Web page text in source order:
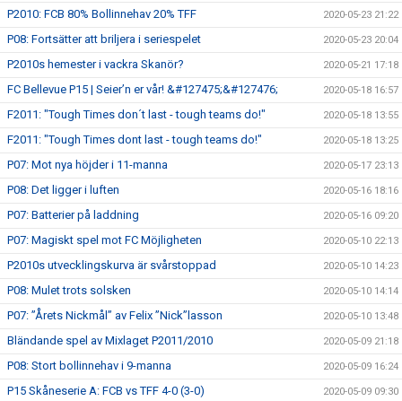
P2010: FCB 80% Bollinnehav 20% TFF 2020-05-23 21:22
P08: Fortsätter att briljera i seriespelet 2020-05-23 20:04
P2010s hemester i vackra Skanör? 2020-05-21 17:18
FC Bellevue P15 | Seier’n er vår! &#127475;&#127476; 2020-05-18 16:57
F2011: "Tough Times don´t last - tough teams do!" 2020-05-18 13:55
F2011: "Tough Times dont last - tough teams do!" 2020-05-18 13:25
P07: Mot nya höjder i 11-manna 2020-05-17 23:13
P08: Det ligger i luften 2020-05-16 18:16
P07: Batterier på laddning 2020-05-16 09:20
P07: Magiskt spel mot FC Möjligheten 2020-05-10 22:13
P2010s utvecklingskurva är svårstoppad 2020-05-10 14:23
P08: Mulet trots solsken 2020-05-10 14:14
P07: ”Årets Nickmål” av Felix ”Nick”lasson 2020-05-10 13:48
Bländande spel av Mixlaget P2011/2010 2020-05-09 21:18
P08: Stort bollinnehav i 9-manna 2020-05-09 16:24
P15 Skåneserie A: FCB vs TFF 4-0 (3-0) 2020-05-09 09:30